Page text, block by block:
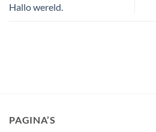
Hallo wereld.
PAGINA’S